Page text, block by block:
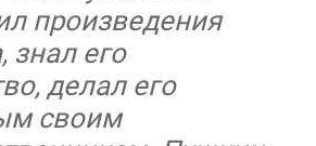
произведения
знал его
делал его
своим